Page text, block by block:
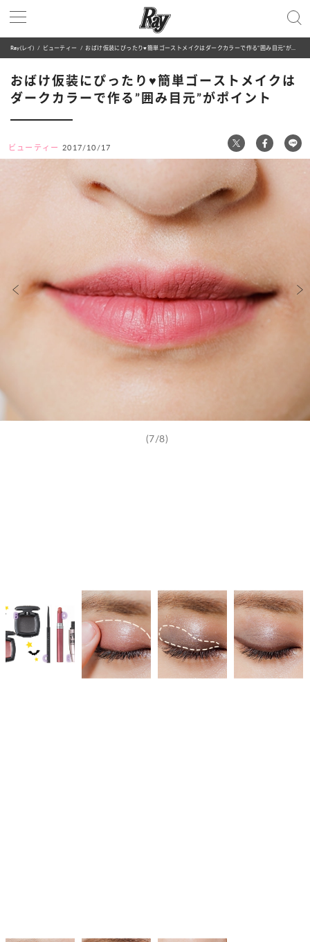
Ray(レイ) ビューティー おばけ仮装にぴったり♥簡単ゴーストメイクはダークカラーで作る”囲み目元”がポイント
おばけ仮装にぴったり♥簡単ゴーストメイクは
ダークカラーで作る”囲み目元”がポイント
ビューティー 2017/10/17
(7/8)